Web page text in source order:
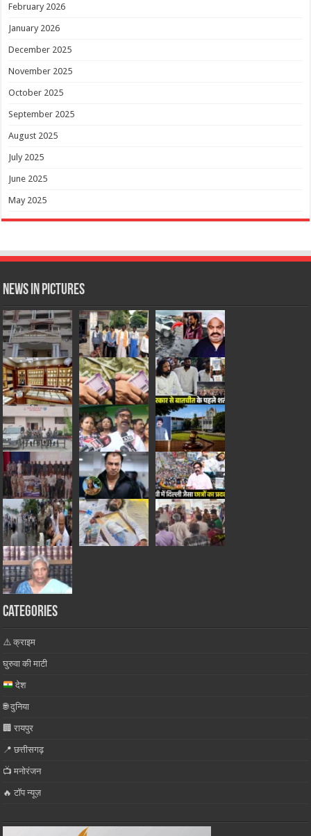
February 2026
January 2026
December 2025
November 2025
October 2025
September 2025
August 2025
July 2025
June 2025
May 2025
News in Pictures
Categories
⚠️ क्राइम
घुरुवा की माटी
देश
🌐 दुनिया
🏢 रायपुर
📍 छत्तीसगढ़
📺 मनोरंजन
🔥 टॉप न्यूज़